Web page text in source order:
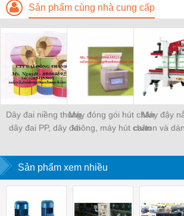
Sản phẩm cùng nhà cung cấp
Dây đai niềng thùng,
dây đai PP, dây đai
Máy đóng gói hút chân
không, máy hút chân
Máy đậy
carton và
Sản phẩm xem nhiều